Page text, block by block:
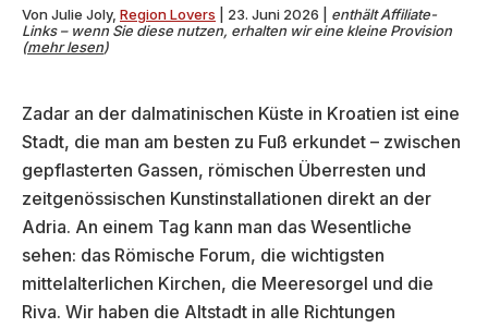
de
Claire
Von Julie Joly, Region Lovers 23. Juni 2026
enthält Affiliate-
Links – wenn Sie diese nutzen, erhalten wir eine kleine Provision
(mehr lesen)
Zadar an der dalmatinischen Küste in Kroatien ist eine
Stadt, die man am besten zu Fuß erkundet – zwischen
gepflasterten Gassen, römischen Überresten und
zeitgenössischen Kunstinstallationen direkt an der
Adria. An einem Tag kann man das Wesentliche
sehen: das Römische Forum, die wichtigsten
mittelalterlichen Kirchen, die Meeresorgel und die
Riva. Wir haben die Altstadt in alle Richtungen